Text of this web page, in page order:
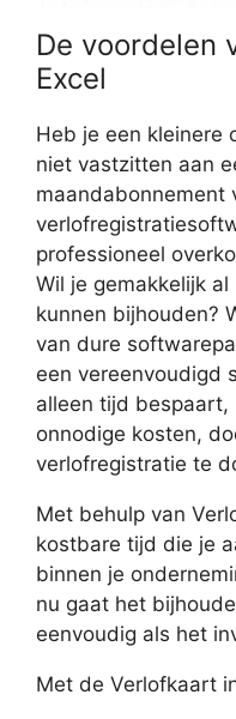
De voordelen
Excel
Heb je een kleinere
niet vastzitten aan
maandabonnement
professioneel
Wil je gemakkelijk
kunnen bijhouden?
van dure
een vereenvoudigd
alleen tijd bespaart,
onnodige kosten,
verlofregistratie te
Met behulp van
kostbare tijd die je
binnen je
nu gaat het
eenvoudig als het
Met de Verlofkaart